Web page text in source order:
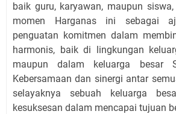
baik guru,karyawan, maupun siswa,
momen Harganas ini sebagai
penguatan komitmen dalam
harmonis, baik di lingkungan
maupun dalam keluarga besar
Kebersamaan dan sinergi antar
selayaknya sebuah keluarga
kesuksesan dalam mencapai tujuan